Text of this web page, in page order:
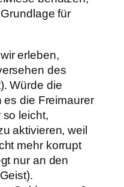
für
erleben,
des
Würde die
es die Freimaurer
leicht,
aktivieren, weil
mehr korrupt
nur an den